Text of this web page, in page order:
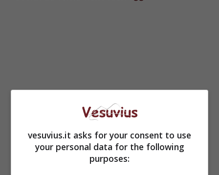
vesuvius.it asks for your consent to use
your personal data for the following
purposes: